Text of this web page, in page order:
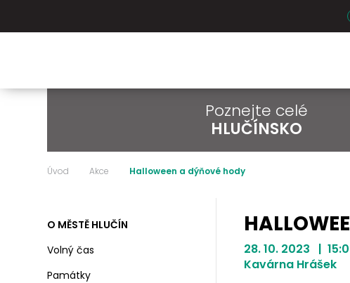
Poznejte celé
HLUČÍNSKO
Úvod Akce Halloween a dýňové hody
O MĚSTĚ HLUČÍN
Volný čas
Památky
28. 10. 2023 |
Kavárna Hrášek